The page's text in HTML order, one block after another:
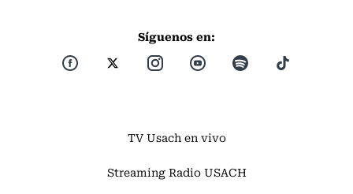
Síguenos en:
TV Usach en vivo
Streaming Radio USACH